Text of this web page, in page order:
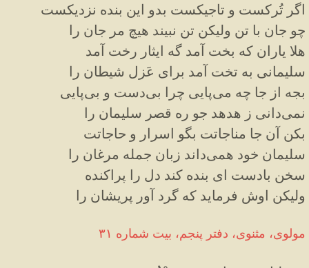
اگر تُرکست و تاجیکست بدو این بنده نزدیکست
چو جان با تن ولیکن تن نبیند هیچ مر جان را
هلا یاران که بخت آمد گه ایثار رخت آمد
سلیمانی به تخت آمد برای عَزل شیطان را
بجه از جا چه می‌پایی چرا بی‌دست و بی‌پایی
نمی‌دانی ز هدهد جو ره قصر سلیمان را
بکن آن جا مناجاتت بگو اسرار و حاجاتت
سلیمان خود همی‌داند زبان جمله مرغان را
سخن بادست ای بنده کند دل را پراکنده
ولیکن اوش فرماید که گرد آور پریشان را
مولوی، مثنوی، دفتر پنجم، بیت شماره ۳۱